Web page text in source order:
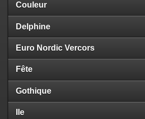
Couleur
Delphine
Euro Nordic Vercors
Fête
Gothique
Ile